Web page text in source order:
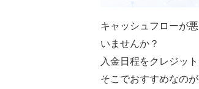
キャッシュフローが
いませんか？
入金日程をクレジッ
そこでおすすめなの